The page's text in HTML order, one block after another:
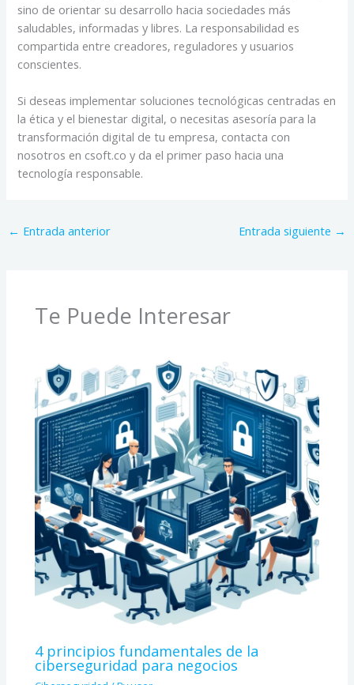
sino de orientar su desarrollo hacia sociedades más
saludables, informadas y libres. La responsabilidad es
compartida entre creadores, reguladores y usuarios
conscientes.
Si deseas implementar soluciones tecnológicas centradas en
la ética y el bienestar digital, o necesitas asesoría para la
transformación digital de tu empresa, contacta con
nosotros en csoft.co y da el primer paso hacia una
tecnología responsable.
← Entrada anterior Entrada siguiente →
Te Puede Interesar
4 principios fundamentales de la
ciberseguridad para negocios